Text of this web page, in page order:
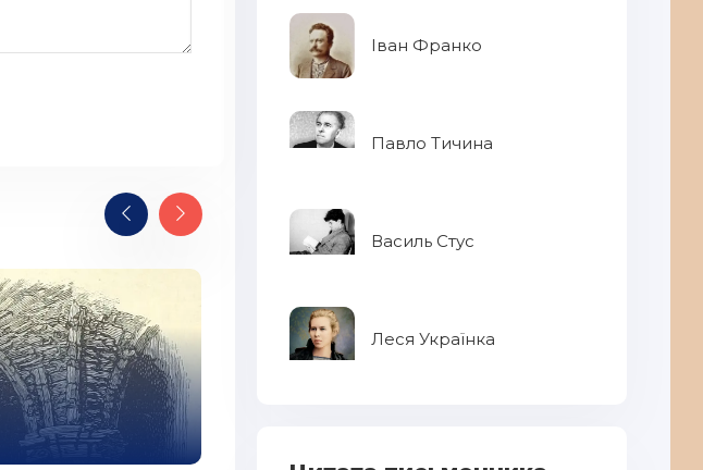
Іван Франко
Павло Тичина
Василь Стус
Леся Українка